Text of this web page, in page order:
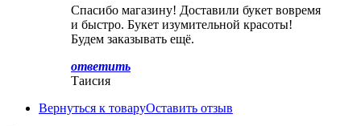
Спасибо магазину! Доставили букет вовремя
и быстро. Букет изумительной красоты!
Будем заказывать ещё.
ответить
Таисия
Вернуться к товаруОставить отзыв